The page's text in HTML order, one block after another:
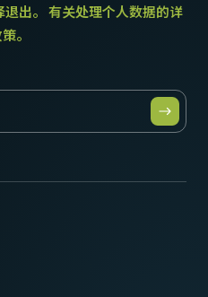
出。 有关处理个人数据的详
。